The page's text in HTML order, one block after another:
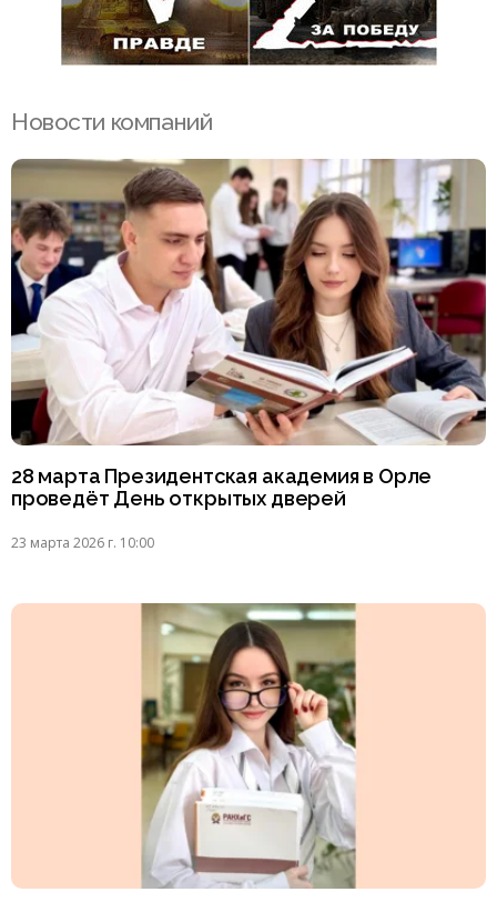
Новости компаний
28 марта Президентская академия в Орле
проведёт День открытых дверей
23 марта 2026 г. 10:00